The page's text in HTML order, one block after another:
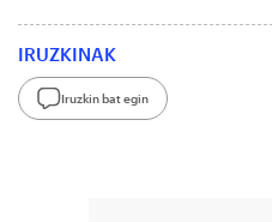
IRUZKINAK
Iruzkin bat egin